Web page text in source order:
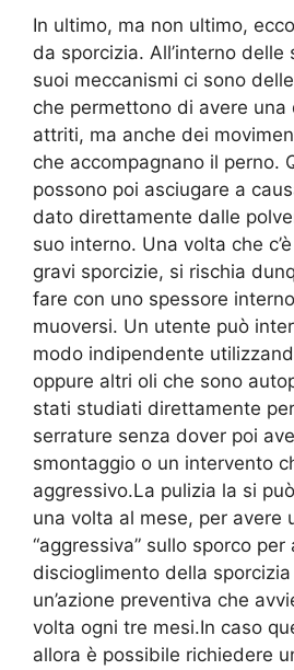
In ultimo, ma non ultimo,
da sporcizia. All’interno delle
suoi meccanismi ci sono
che permettono di avere una
attriti, ma anche dei
che accompagnano il perno.
possono poi asciugare a
dato direttamente dalle
suo interno. Una volta che
gravi sporcizie, si rischia
fare con uno spessore
muoversi. Un utente può
modo indipendente
oppure altri oli che sono
stati studiati direttamente
serrature senza dover poi
smontaggio o un intervento
aggressivo.La pulizia la si
una volta al mese, per avere
“aggressiva” sullo sporco
discioglimento della sporcizia
un’azione preventiva che
volta ogni tre mesi.In caso
allora è possibile richiedere